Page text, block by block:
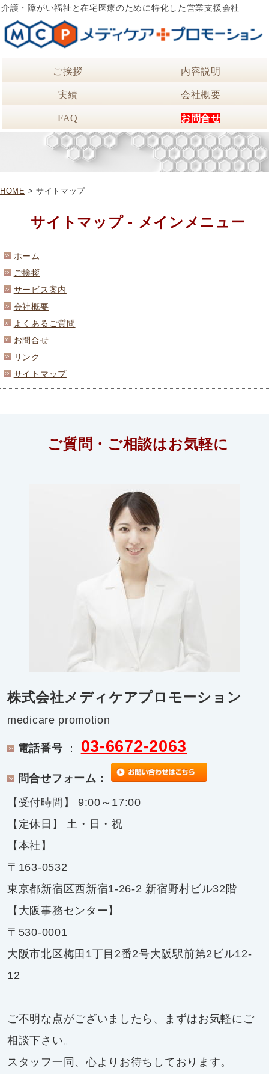
介護・障がい福祉と在宅医療のために特化した営業支援会社
ご挨拶 内容説明
実績 会社概要
FAQ お問合せ
HOME > サイトマップ
サイトマップ - メインメニュー
ホーム
ご挨拶
サービス案内
会社概要
よくあるご質問
お問合せ
リンク
サイトマップ
ご質問・ご相談はお気軽に
株式会社メディケアプロモーション
medicare promotion
電話番号 ： 03-6672-2063
問合せフォーム：
【受付時間】 9:00～17:00
【定休日】 土・日・祝
【本社】
〒163-0532
東京都新宿区西新宿1-26-2 新宿野村ビル32階
【大阪事務センター】
〒530-0001
大阪市北区梅田1丁目2番2号大阪駅前第2ビル12-
12
ご不明な点がございましたら、まずはお気軽にご
相談下さい。
スタッフ一同、心よりお待ちしております。